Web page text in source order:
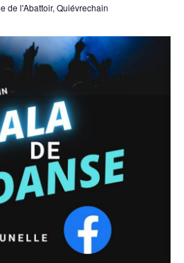
de l'Abattoir, Quiévrechain